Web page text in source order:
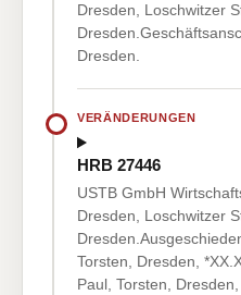
Dresden, Loschwitzer
Dresden.
VERÄNDERUNGEN
HRB 27446
USTB GmbH
Dresden, Loschwitzer
Torsten, Dresden,
Paul, Torsten,